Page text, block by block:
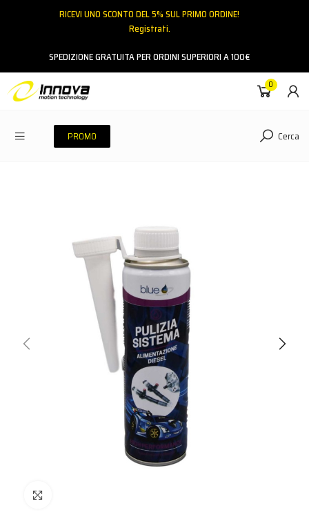
RICEVI UNO SCONTO DEL 5% SUL PRIMO ORDINE!
Registrati.
SPEDIZIONE GRATUITA PER ORDINI SUPERIORI A 100€
0
PROMO Cerca
NESSUN ACCOUNTCREA UN NUOVO ACCOUNT